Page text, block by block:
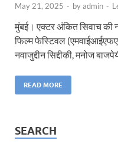
May 21, 2025 - byadmin -
मुंबई। एक्टर अंकित सिवाच की
फिल्म फेस्टिवल
नवाजुद्दीन सिद्दीकी, मनोज
READ MORE
SEARCH